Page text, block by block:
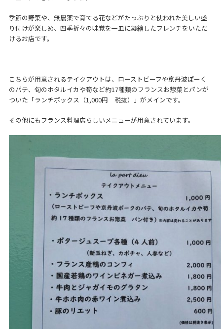
季節の野菜や、無農薬で育てる花などがたっぷりと使われた美しい盛
り付けが楽しめ、四季折々の味覚を一皿に凝縮したフレンチをいただ
けるお店です。
こちらが用意されるテイクアウトは、ローストビーフや京丹波ぽーく
のパテ、旬のホタルイカや筍など約17種類のフランスお惣菜とパンが
ついた「ランチボックス（1,000円 税抜）」がメインです。
その他にもフランス料理店らしいメニューが用意されています。